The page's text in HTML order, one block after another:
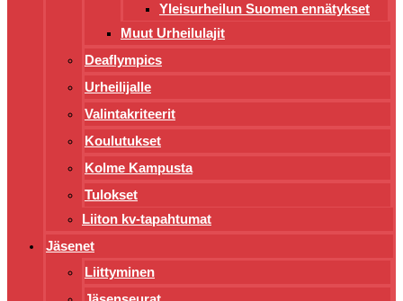
Yleisurheilun Suomen ennätykset
Muut Urheilulajit
Deaflympics
Urheilijalle
Valintakriteerit
Koulutukset
Kolme Kampusta
Tulokset
Liiton kv-tapahtumat
Jäsenet
Liittyminen